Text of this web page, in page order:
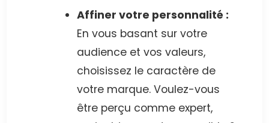
Affiner votre personnalité :
En vous basant sur votre
audience et vos valeurs,
choisissez le caractère de
votre marque. Voulez-vous
être perçu comme expert,